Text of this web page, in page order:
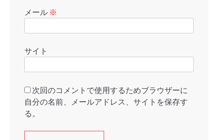
メール ※
サイト
次回のコメントで使用するためブラウザーに
自分の名前、メールアドレス、サイトを保存す
る。